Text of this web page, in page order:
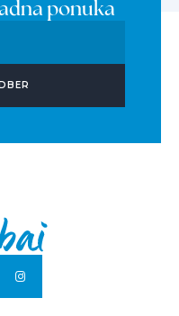
ponuka